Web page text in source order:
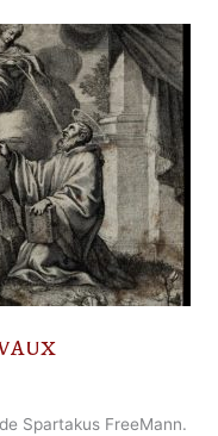
Spartakus FreeMann.